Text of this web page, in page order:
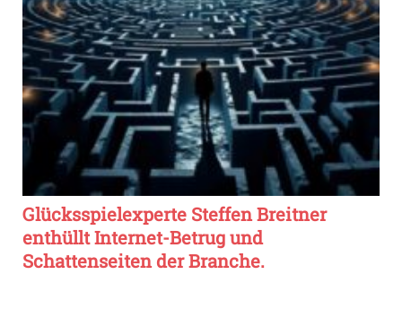
Glücksspielexperte Steffen Breitner
enthüllt Internet-Betrug und
Schattenseiten der Branche.